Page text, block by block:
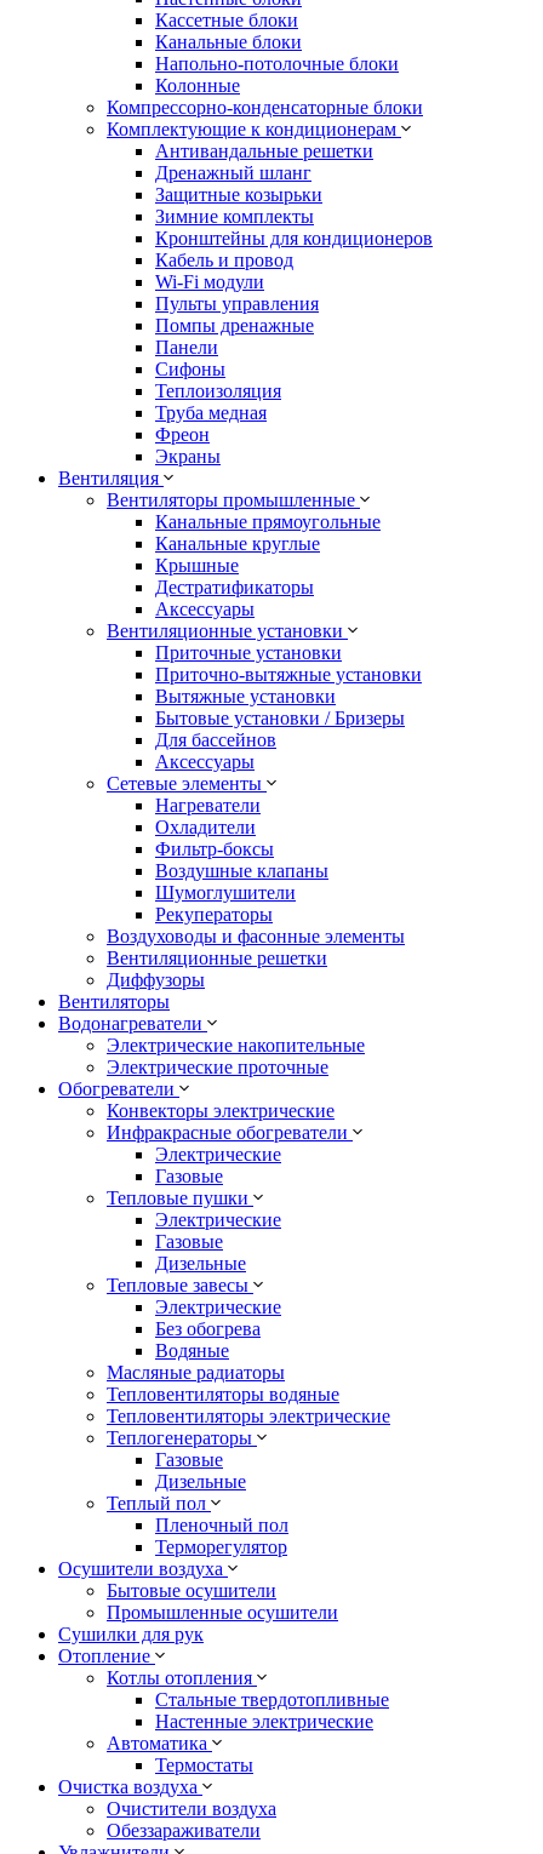
Кассетные блоки
Канальные блоки
Напольно-потолочные блоки
Колонные
Компрессорно-конденсаторные блоки
Комплектующие к кондиционерам
Антивандальные решетки
Дренажный шланг
Защитные козырьки
Зимние комплекты
Кронштейны для кондиционеров
Кабель и провод
Wi-Fi модули
Пульты управления
Помпы дренажные
Панели
Сифоны
Теплоизоляция
Труба медная
Фреон
Экраны
Вентиляция
Вентиляторы промышленные
Канальные прямоугольные
Канальные круглые
Крышные
Дестратификаторы
Аксессуары
Вентиляционные установки
Приточные установки
Приточно-вытяжные установки
Вытяжные установки
Бытовые установки / Бризеры
Для бассейнов
Аксессуары
Сетевые элементы
Нагреватели
Охладители
Фильтр-боксы
Воздушные клапаны
Шумоглушители
Рекуператоры
Воздуховоды и фасонные элементы
Вентиляционные решетки
Диффузоры
Вентиляторы
Водонагреватели
Электрические накопительные
Электрические проточные
Обогреватели
Конвекторы электрические
Инфракрасные обогреватели
Электрические
Газовые
Тепловые пушки
Электрические
Газовые
Дизельные
Тепловые завесы
Электрические
Без обогрева
Водяные
Масляные радиаторы
Тепловентиляторы водяные
Тепловентиляторы электрические
Теплогенераторы
Газовые
Дизельные
Теплый пол
Пленочный пол
Терморегулятор
Осушители воздуха
Бытовые осушители
Промышленные осушители
Сушилки для рук
Отопление
Котлы отопления
Стальные твердотопливные
Настенные электрические
Автоматика
Термостаты
Очистка воздуха
Очистители воздуха
Обеззараживатели